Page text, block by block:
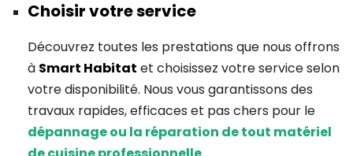
Choisir votre service
Découvrez toutes les prestations que nous offrons
à Smart Habitat et choisissez votre service selon
votre disponibilité. Nous vous garantissons des
travaux rapides, efficaces et pas chers pour le
dépannage ou la réparation de tout matériel